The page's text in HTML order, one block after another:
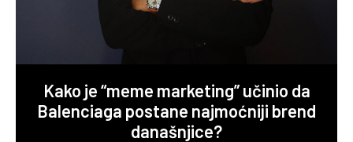
Kako je “meme marketing” učinio da
Balenciaga postane najmoćniji brend
današnjice?